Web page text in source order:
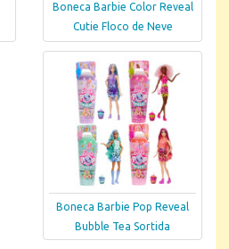
Boneca Barbie Color Reveal
Cutie Floco de Neve
Boneca Barbie Pop Reveal
Bubble Tea Sortida